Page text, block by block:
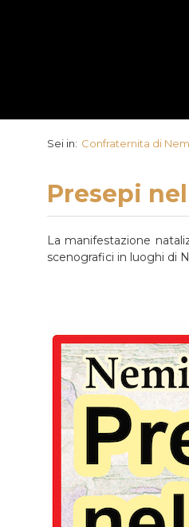
Sei in: Confraternita di
Presepi
La manifestazione
scenografici in luoghi di